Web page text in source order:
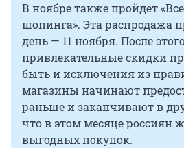
В ноябре также пройдет
шопинга». Эта распродажа
день — 11 ноября. После
привлекательные скидки
быть и исключения из
магазины начинают
раньше и заканчивают в
что в этом месяце россиян
выгодных покупок.